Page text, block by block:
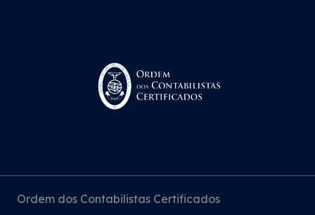
Ordem dos Contabilistas Certificados